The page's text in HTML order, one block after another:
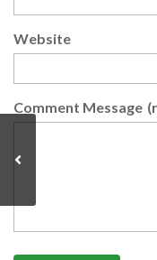
Website
Comment Message